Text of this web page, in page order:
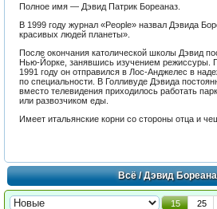
Полное имя — Дэвид Патрик Бореаназ.
В 1999 году журнал «People» назвал Дэвида
красивых людей планеты».
После окончания католической школы Дэвид
Нью-Йорке, занявшись изучением режиссуры.
1991 году он отправился в Лос-Анджелес в
по специальности. В Голливуде Дэвида
вместо телевидения приходилось работать
или развозчиком еды.
Имеет итальянские корни со стороны отца и
Всё/ Дэвид
15 25